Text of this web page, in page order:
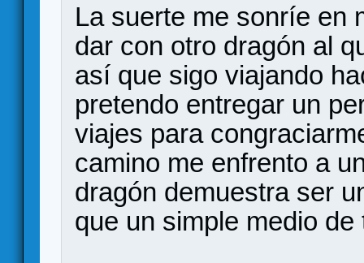
La suerte me sonríe en
dar con otro dragón al
así que sigo viajando
pretendo entregar un
viajes para
camino me enfrento a
dragón demuestra ser
que un simple medio de